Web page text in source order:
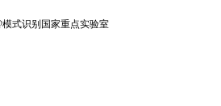
式识别国家重点实验室